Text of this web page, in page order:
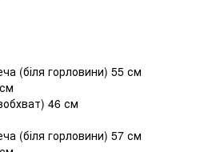
(біля горловини) 55 см
46 см
(біля горловини) 57 см